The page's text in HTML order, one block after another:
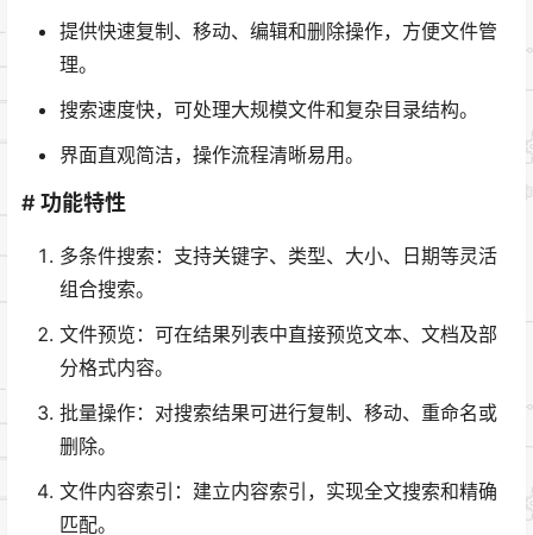
提供快速复制、移动、编辑和删除操作，方便文件管
理。
搜索速度快，可处理大规模文件和复杂目录结构。
界面直观简洁，操作流程清晰易用。
# 功能特性
多条件搜索：支持关键字、类型、大小、日期等灵活
组合搜索。
文件预览：可在结果列表中直接预览文本、文档及部
分格式内容。
批量操作：对搜索结果可进行复制、移动、重命名或
删除。
文件内容索引：建立内容索引，实现全文搜索和精确
匹配。